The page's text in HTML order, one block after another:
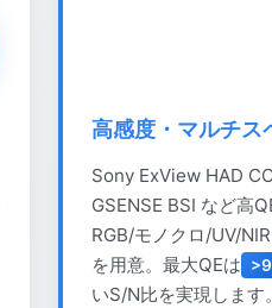
高感度・マルチス
Sony ExView HAD
GSENSE BSI など高
RGB/モノクロ/UV/
を用意。最大QEは
いS/N比を実現します。